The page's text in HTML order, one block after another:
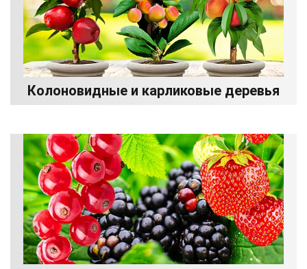
Колоновидные и карликовые деревья